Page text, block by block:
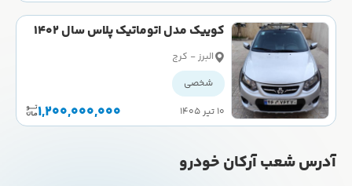
کوییک مدل اتوماتیک پلاس سال 1402
کارکرده
البرز - کرج
شخصی
۱۰ تیر ۱۴۰۵
1,200,000,000
آدرس شعب آرکان خودرو